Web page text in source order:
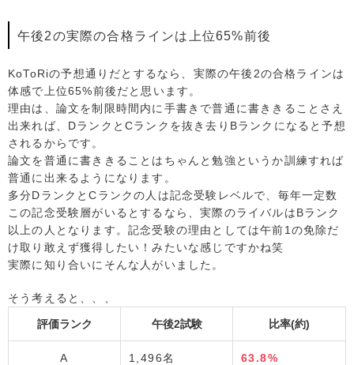
午後2の実際の合格ラインは上位65%前後
KoToRiの予想通りだとするなら、実際の午後2の合格ラインは
体感で上位65%前後だと思います。
理由は、論文を制限時間内に手書きで普通に書ききることさえ
出来れば、DランクとCランクを抜き去りBランクになると予想
されるからです。
論文を普通に書ききることはちゃんと勉強というか訓練すれば
普通に出来るようになります。
多分DランクとCランクの人は記念受験レベルで、毎年一定数
この記念受験層がいるとするなら、実際のライバルはBランク
以上の人となります。記念受験の理由としては午前1の免除だ
け取り敢えず獲得したい！みたいな感じですかね笑
実際に知り合いにそんな人がいました。
そう考えると、、、
評価ランク 午後2試験 比率(約)
A 1,496名 63.8%